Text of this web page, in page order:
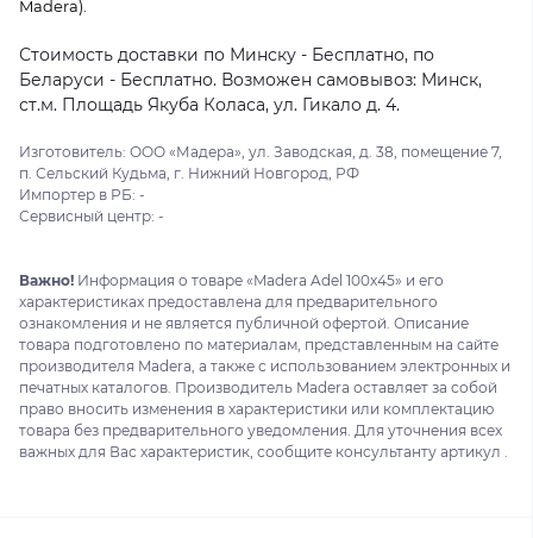
Madera).
Стоимость доставки по Минску - Бесплатно, по
Беларуси - Бесплатно. Возможен самовывоз: Минск,
ст.м. Площадь Якуба Коласа, ул. Гикало д. 4.
Изготовитель: ООО «Мадера», ул. Заводская, д. 38, помещение 7,
п. Сельский Кудьма, г. Нижний Новгород, РФ
Импортер в РБ: -
Сервисный центр: -
Важно! Информация о товаре «Madera Adel 100x45» и его
характеристиках предоставлена для предварительного
ознакомления и не является публичной офертой. Описание
товара подготовлено по материалам, представленным на сайте
производителя Madera, а также с использованием электронных и
печатных каталогов. Производитель Madera оставляет за собой
право вносить изменения в характеристики или комплектацию
товара без предварительного уведомления. Для уточнения всех
важных для Вас характеристик, сообщите консультанту артикул .